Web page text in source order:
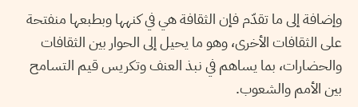
وإضافة إلى ما تقدّم فإن الثقافة هي في كنهها وبطبعها منفتحة
على الثقافات الأخرى، وهو ما يحيل إلى الحوار بين الثقافات
والحضارات، بما يساهم في نبذ العنف وتكريس قيم التسامح
بين الأمم والشعوب.